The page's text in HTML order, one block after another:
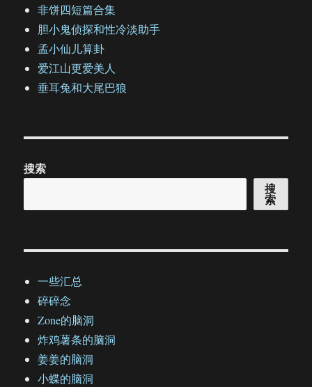
非饼四短篇合集
胆小鬼侦探和性冷淡助手
孟小仙儿算卦
爱江山更爱美人
垂耳兔和大尾巴狼
搜索
搜
索
一些汇总
碎碎念
Zone的脑洞
炸鸡薯条的脑洞
姜姜的脑洞
小蝶的脑洞